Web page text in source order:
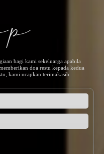
bagi kami sekeluarga apabila
doa restu kepada kedua
kami ucapkan terimakasih